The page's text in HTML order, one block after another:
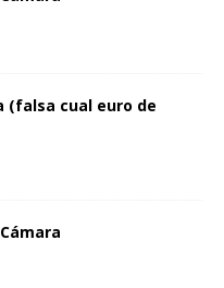
(falsa cual euro de